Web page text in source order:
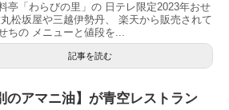
亭「わらびの里」の 日テレ限定2023年おせ
松坂屋や三越伊勢丹、 楽天から販売されて
ちの メニューと値段を...
記事を読む
のアマニ油】が青空レストラン